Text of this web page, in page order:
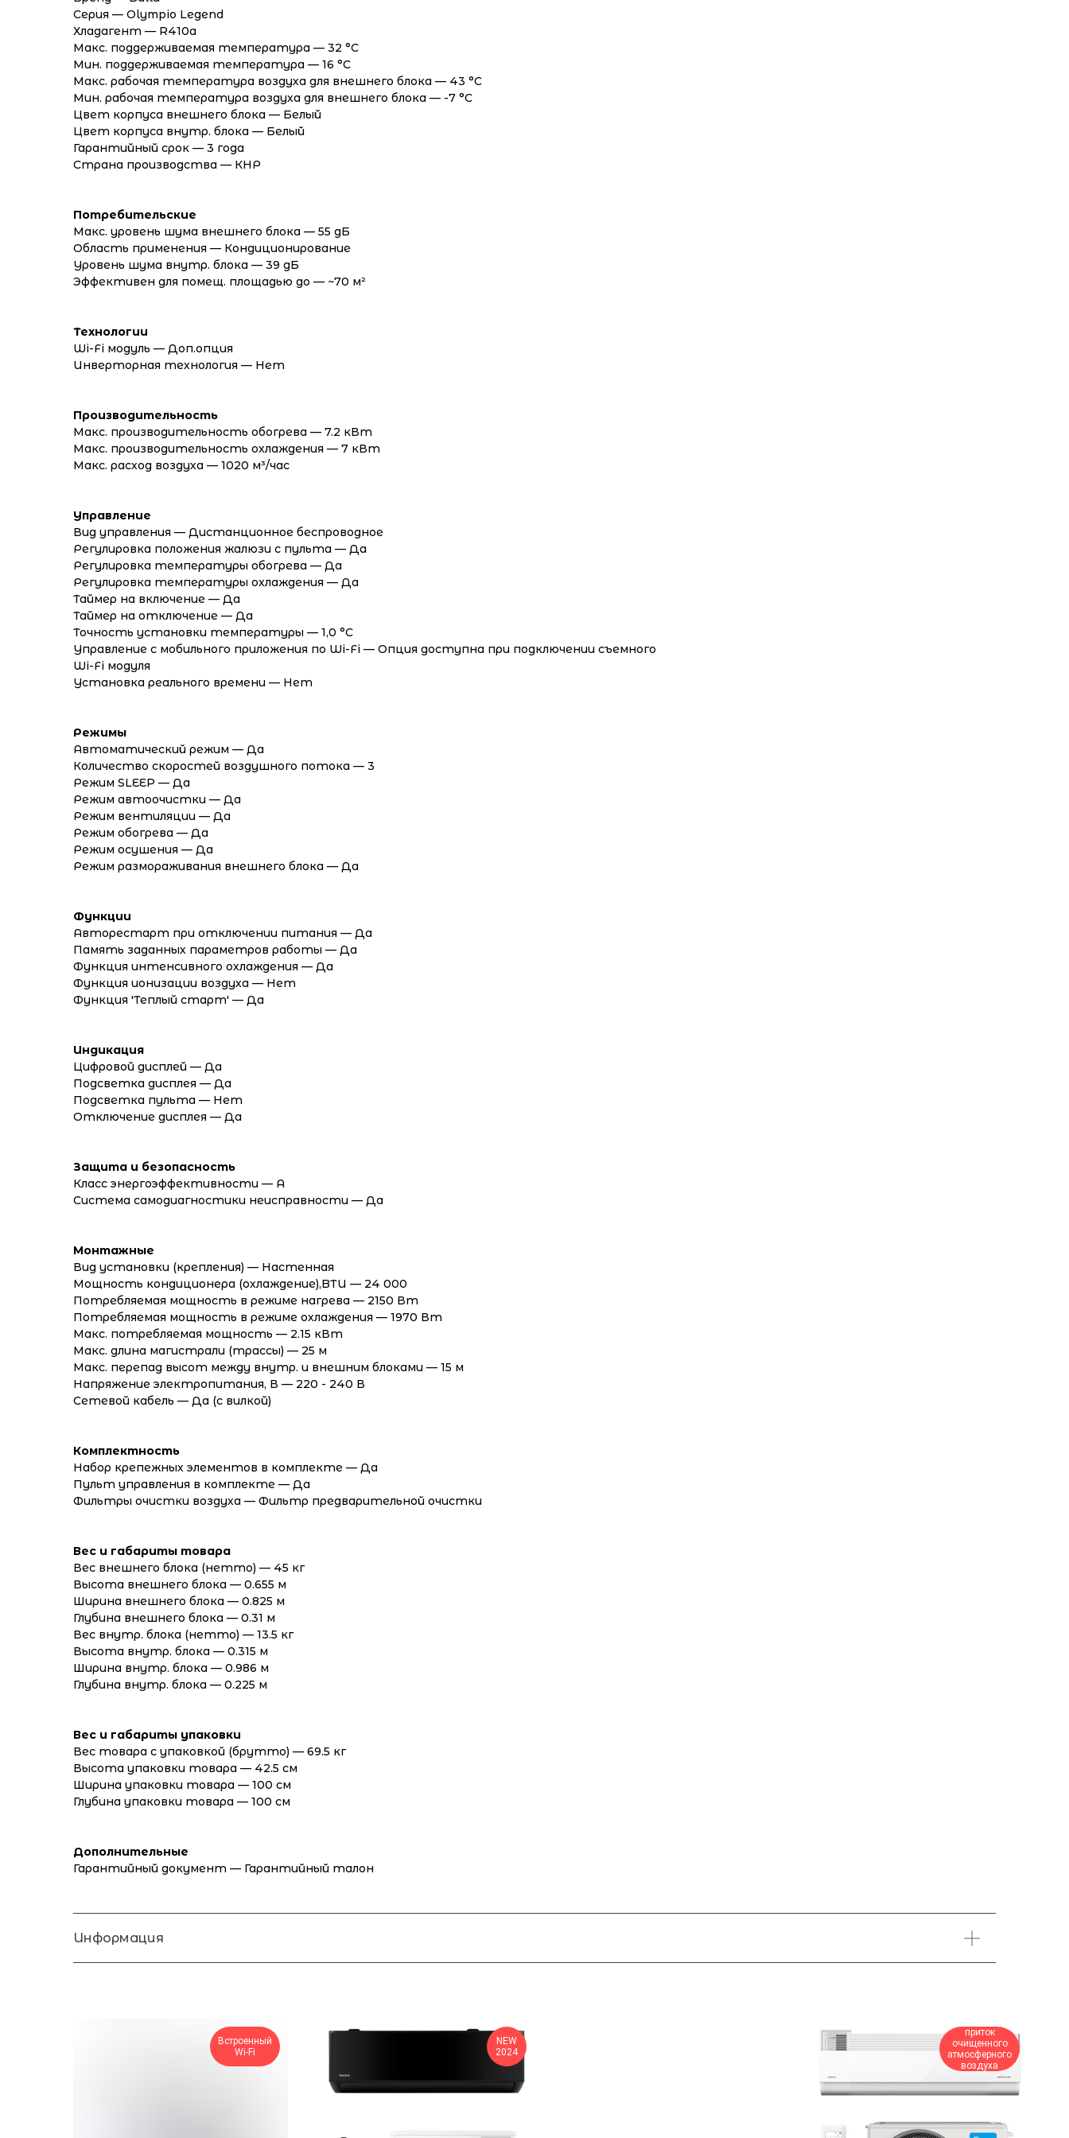
Серия — Olympio Legend
Хладагент — R410a
Макс. поддерживаемая температура — 32 °С
Мин. поддерживаемая температура — 16 °С
Макс. рабочая температура воздуха для внешнего блока — 43 °С
Мин. рабочая температура воздуха для внешнего блока — -7 °С
Цвет корпуса внешнего блока — Белый
Цвет корпуса внутр. блока — Белый
Гарантийный срок — 3 года
Страна производства — КНР
Потребительские
Макс. уровень шума внешнего блока — 55 дБ
Область применения — Кондиционирование
Уровень шума внутр. блока — 39 дБ
Эффективен для помещ. площадью до — ~70 м²
Технологии
Wi-Fi модуль — Доп.опция
Инверторная технология — Нет
Производительность
Макс. производительность обогрева — 7.2 кВт
Макс. производительность охлаждения — 7 кВт
Макс. расход воздуха — 1020 м³/час
Управление
Вид управления — Дистанционное беспроводное
Регулировка положения жалюзи с пульта — Да
Регулировка температуры обогрева — Да
Регулировка температуры охлаждения — Да
Таймер на включение — Да
Таймер на отключение — Да
Точность установки температуры — 1,0 °С
Управление c мобильного приложения по Wi-Fi — Опция доступна при подключении съемного
Wi-Fi модуля
Установка реального времени — Нет
Режимы
Автоматический режим — Да
Количество скоростей воздушного потока — 3
Режим SLEEP — Да
Режим автоочистки — Да
Режим вентиляции — Да
Режим обогрева — Да
Режим осушения — Да
Режим размораживания внешнего блока — Да
Функции
Авторестарт при отключении питания — Да
Память заданных параметров работы — Да
Функция интенсивного охлаждения — Да
Функция ионизации воздуха — Нет
Функция 'Теплый старт' — Да
Индикация
Цифровой дисплей — Да
Подсветка дисплея — Да
Подсветка пульта — Нет
Отключение дисплея — Да
Защита и безопасность
Класс энергоэффективности — A
Система самодиагностики неисправности — Да
Монтажные
Вид установки (крепления) — Настенная
Мощность кондиционера (охлаждение),BTU — 24 000
Потребляемая мощность в режиме нагрева — 2150 Вт
Потребляемая мощность в режиме охлаждения — 1970 Вт
Макс. потребляемая мощность — 2.15 кВт
Макс. длина магистрали (трассы) — 25 м
Макс. перепад высот между внутр. и внешним блоками — 15 м
Напряжение электропитания, В — 220 - 240 В
Сетевой кабель — Да (с вилкой)
Комплектность
Набор крепежных элементов в комплекте — Да
Пульт управления в комплекте — Да
Фильтры очистки воздуха — Фильтр предварительной очистки
Вес и габариты товара
Вес внешнего блока (нетто) — 45 кг
Высота внешнего блока — 0.655 м
Ширина внешнего блока — 0.825 м
Глубина внешнего блока — 0.31 м
Вес внутр. блока (нетто) — 13.5 кг
Высота внутр. блока — 0.315 м
Ширина внутр. блока — 0.986 м
Глубина внутр. блока — 0.225 м
Вес и габариты упаковки
Вес товара с упаковкой (брутто) — 69.5 кг
Высота упаковки товара — 42.5 см
Ширина упаковки товара — 100 см
Глубина упаковки товара — 100 см
Дополнительные
Гарантийный документ — Гарантийный талон
Информация
Встроенный
Wi-Fi
NEW
2024
приток
очищенного
атмосферного
воздуха